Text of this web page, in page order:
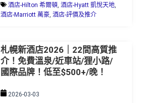
酒店-Hilton 希爾頓, 酒店-Hyatt 凱悅天地,
酒店-Marriott 萬豪, 酒店-評價及推介
札幌新酒店2026｜22間高質推
介！免費溫泉/近車站/狸小路/
國際品牌！低至$500+/晚！
2026-03-03